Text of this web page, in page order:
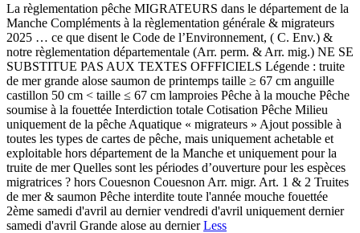
La règlementation pêche MIGRATEURS dans le département de la
Manche Compléments à la règlementation générale & migrateurs
2025 … ce que disent le Code de l’Environnement, ( C. Env.) &
notre règlementation départementale (Arr. perm. & Arr. mig.) NE SE
SUBSTITUE PAS AUX TEXTES OFFFICIELS Légende : truite
de mer grande alose saumon de printemps taille ≥ 67 cm anguille
castillon 50 cm < taille ≤ 67 cm lamproies Pêche à la mouche Pêche
soumise à la fouettée Interdiction totale Cotisation Pêche Milieu
uniquement de la pêche Aquatique « migrateurs » Ajout possible à
toutes les types de cartes de pêche, mais uniquement achetable et
exploitable hors département de la Manche et uniquement pour la
truite de mer Quelles sont les périodes d’ouverture pour les espèces
migratrices ? hors Couesnon Couesnon Arr. migr. Art. 1 & 2 Truites
de mer & saumon Pêche interdite toute l'année mouche fouettée
2ème samedi d'avril au dernier vendredi d'avril uniquement dernier
samedi d'avril Grande alose au dernierLess